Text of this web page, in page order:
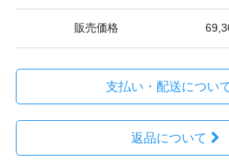
販売価格
支払い・配送につい
返品について